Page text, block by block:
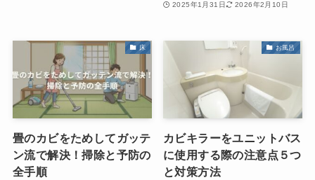
2025年1月31日 2026年2月10日
床
畳のカビをためしてガッテ
ン流で解決！掃除と予防の
全手順
お風呂
カビキラーをユニットバス
に使用する際の注意点５つ
と対策方法